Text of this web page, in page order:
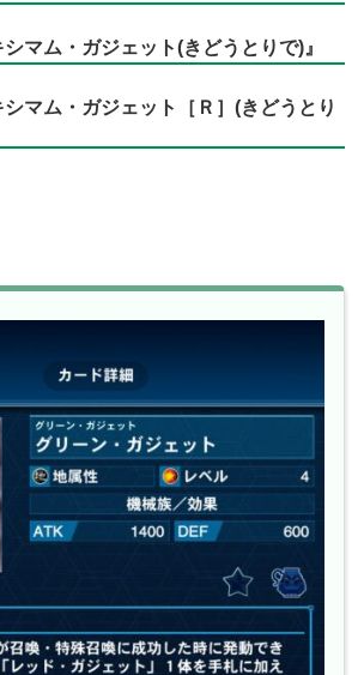
シマム・ガジェット(きどうとりで)』
シマム・ガジェット［Ｒ］(きどうとり